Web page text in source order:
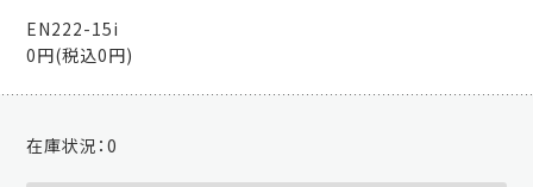
EN222-15i
0円(税込0円)
在庫状況：0